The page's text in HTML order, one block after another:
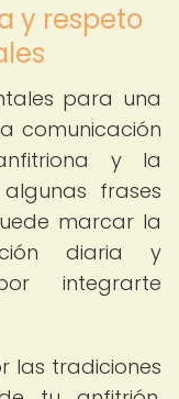
y respeto
para una
comunicación
y la
frases
marcar la
diaria y
integrarte
las tradiciones